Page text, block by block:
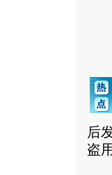
后
盗